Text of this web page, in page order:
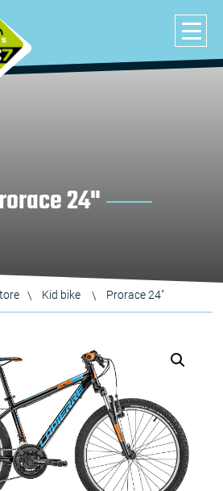
24"
Kid bike Prorace 24″